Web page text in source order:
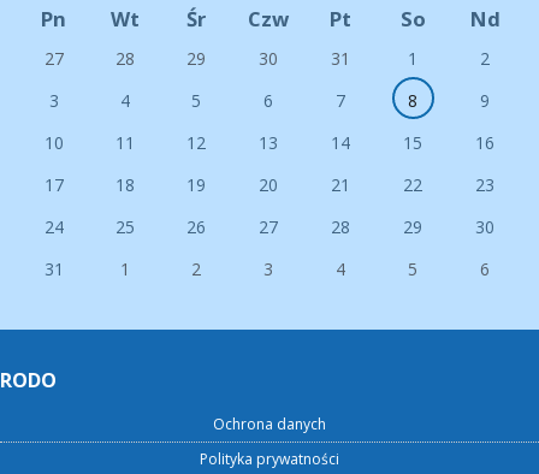
Pn Wt Śr Czw Pt So Nd
27 28 29 30 31 1
2
3
4 5 6 7 8
9
10
11 12 13 14 15
16
17
18 19 20 21 22
23
24
25 26 27 28 29
30
31
1 2 3 4 5 6
RODO
Ochrona danych
Polityka prywatności